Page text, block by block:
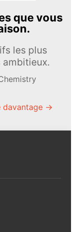
que vous
les plus
ambitieux.
davantage →